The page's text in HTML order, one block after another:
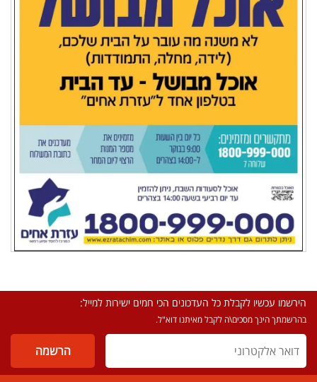
הירשמו עכשיו לקבלת כל העדכונים הכי חמים ישירות למייל:
בהרשמתך הינך מסכים\ה לקבל מאיתנו דוא"ל.